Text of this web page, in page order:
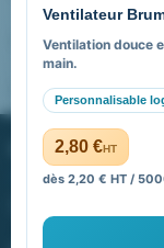
Ventilateur
Ventilation douce
main.
Personnalisable
2,80 €HT
dès 2,20 € HT /
FAQ sur
Pourquoi ça a
PROMENOCH